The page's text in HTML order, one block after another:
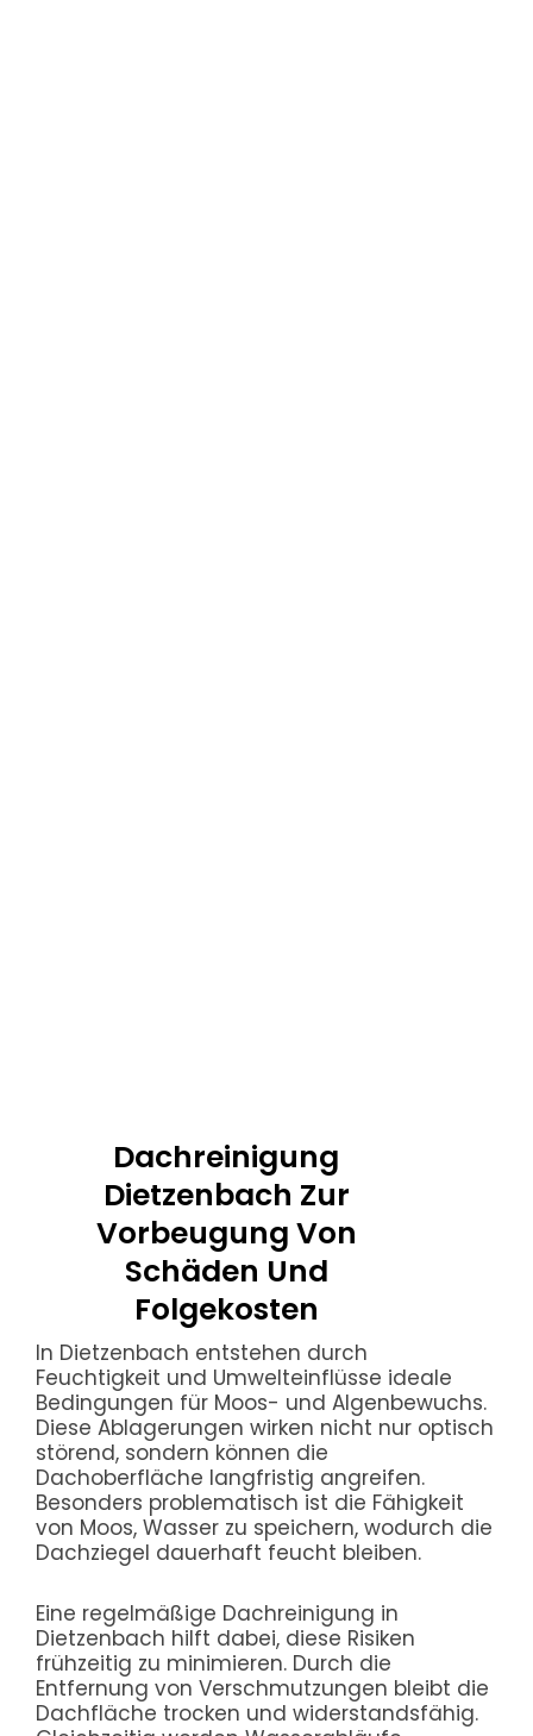
Dachreinigung
Dietzenbach Zur
Vorbeugung Von
Schäden Und
Folgekosten
In Dietzenbach entstehen durch
Feuchtigkeit und Umwelteinflüsse ideale
Bedingungen für Moos- und Algenbewuchs.
Diese Ablagerungen wirken nicht nur optisch
störend, sondern können die
Dachoberfläche langfristig angreifen.
Besonders problematisch ist die Fähigkeit
von Moos, Wasser zu speichern, wodurch die
Dachziegel dauerhaft feucht bleiben.
Eine regelmäßige Dachreinigung in
Dietzenbach hilft dabei, diese Risiken
frühzeitig zu minimieren. Durch die
Entfernung von Verschmutzungen bleibt die
Dachfläche trocken und widerstandsfähig.